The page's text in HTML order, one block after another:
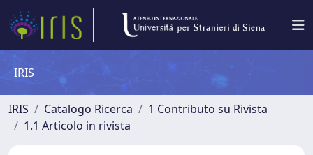
IRIS
IRIS Catalogo Ricerca
1 Contributo su Rivista
1.1 Articolo in rivista